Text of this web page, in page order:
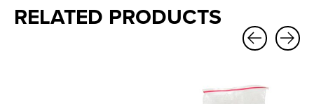
RELATED PRODUCTS